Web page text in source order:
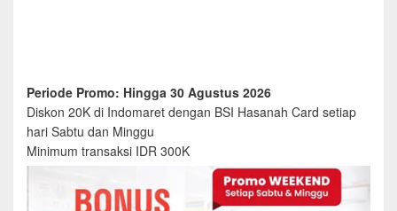
Periode Promo: Hingga 30 Agustus 2026
Diskon 20K di Indomaret dengan BSI Hasanah Card setiap
hari Sabtu dan Minggu
Minimum transaksi IDR 300K